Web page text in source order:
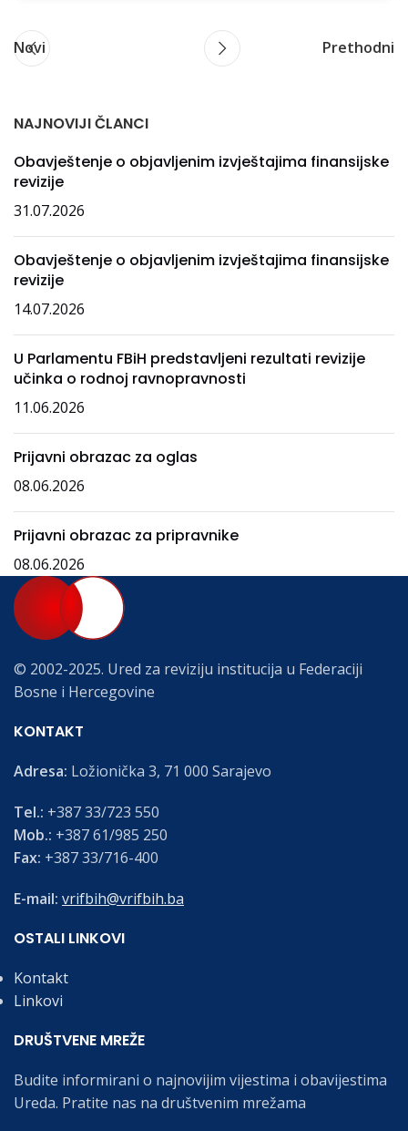
Novi Prethodni
NAJNOVIJI ČLANCI
Obavještenje o objavljenim izvještajima finansijske
revizije
31.07.2026
Obavještenje o objavljenim izvještajima finansijske
revizije
14.07.2026
U Parlamentu FBiH predstavljeni rezultati revizije
učinka o rodnoj ravnopravnosti
11.06.2026
Prijavni obrazac za oglas
08.06.2026
Prijavni obrazac za pripravnike
08.06.2026
© 2002-2025. Ured za reviziju institucija u Federaciji
Bosne i Hercegovine
KONTAKT
Adresa: Ložionička 3, 71 000 Sarajevo
Tel.: +387 33/723 550
Mob.: +387 61/985 250
Fax: +387 33/716-400
E-mail: vrifbih@vrifbih.ba
OSTALI LINKOVI
Kontakt
Linkovi
DRUŠTVENE MREŽE
Budite informirani o najnovijim vijestima i obavijestima
Ureda. Pratite nas na društvenim mrežama